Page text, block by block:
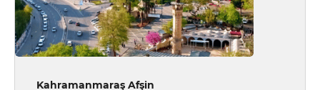
Kahramanmaraş Afşin